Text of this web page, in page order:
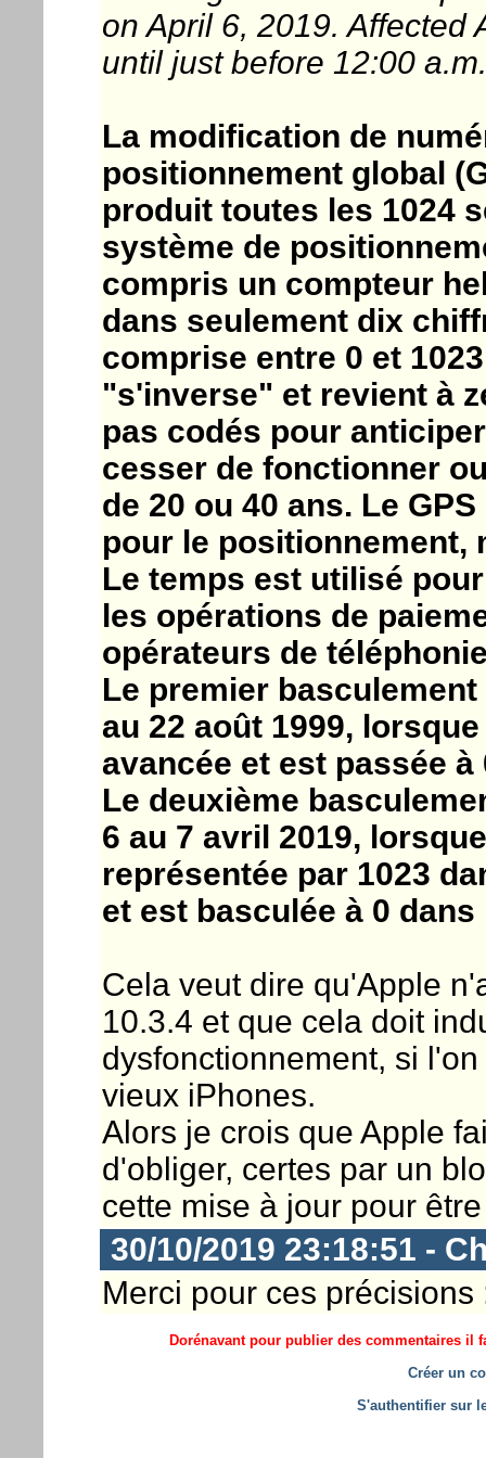
on April 6, 2019. Affected
until just before 12:00
La modification de
positionnement global
produit toutes les 1024
système de
compris un compteur
dans seulement dix
comprise entre 0 et
"s'inverse" et revient à
pas codés pour
cesser de fonctionner
de 20 ou 40 ans. Le
pour le positionnement,
Le temps est utilisé
les opérations de
opérateurs de
Le premier
au 22 août 1999,
avancée et est passée
Le deuxième
6 au 7 avril 2019,
représentée par 1023
et est basculée à 0
Cela veut dire qu'Apple
10.3.4 et que cela doit
dysfonctionnement, si
vieux iPhones.
Alors je crois que Apple
d'obliger, certes par un
cette mise à jour pour
30/10/2019 23:18:51 -
Merci pour ces précisions
Dorénavant pour publier des commentaires il
Créer un
S'authentifier sur